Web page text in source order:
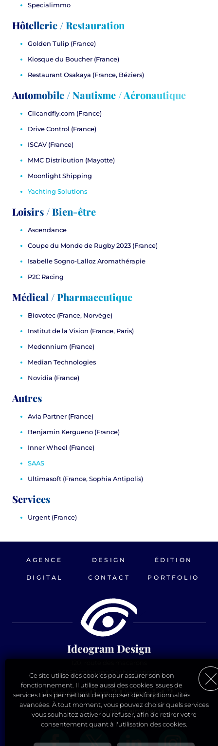
Specialimmo
Hôtellerie / Restauration
Golden Tulip (France)
Kiosque du Boucher (France)
Restaurant Osakaya (France, Béziers)
Automobile / Nautisme / Aéronautique
Clicandfly.com (France)
Drive Control (France)
ISCAV (France)
MMC Distribution (Mayotte)
Moonlight Shipping
Yachting Solutions
Loisirs / Bien-être
Ascendance
Coupe du Monde de Rugby 2023 (France)
Isabelle Sogno-Lalloz Aromathérapie
P2C Racing
Médical / Pharmaceutique
Biovotec (France, Norvège)
Institut de la Vision (France, Paris)
Medennium (France)
Median Technologies
Novidia (France)
Autres
Avia Partner (France)
Benjamin Kergueno (France)
Inner Wheel (France)
SAAS
Ultimasoft (France, Sophia Antipolis)
Services
Urgent (France)
AGENCE DESIGN ÉDITION
DIGITAL CONTACT PORTFOLIO
Ideogram Design
06560 Valbonne Sophia Antipolis
Une question ? Un projet ?
Contactez-nous dès maintenant
Ce site utilise des cookies pour assurer son bon
fonctionnement. Il utilise aussi des cookies issues de
services tiers permettant de proposer des fonctionnalités
avancées. À tout moment, vous pouvez choisir quels services
vous souhaitez activer ou refuser, afin de retirer votre
consentement quant à l'utilisation des cookies.